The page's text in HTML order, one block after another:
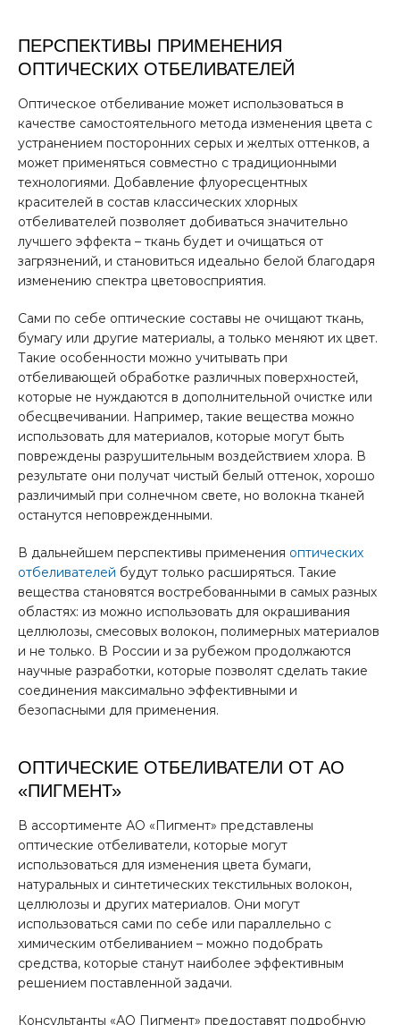
ПЕРСПЕКТИВЫ ПРИМЕНЕНИЯ
ОПТИЧЕСКИХ ОТБЕЛИВАТЕЛЕЙ
Оптическое отбеливание может использоваться в
качестве самостоятельного метода изменения цвета с
устранением посторонних серых и желтых оттенков, а
может применяться совместно с традиционными
технологиями. Добавление флуоресцентных
красителей в состав классических хлорных
отбеливателей позволяет добиваться значительно
лучшего эффекта – ткань будет и очищаться от
загрязнений, и становиться идеально белой благодаря
изменению спектра цветовосприятия.
Сами по себе оптические составы не очищают ткань,
бумагу или другие материалы, а только меняют их цвет.
Такие особенности можно учитывать при
отбеливающей обработке различных поверхностей,
которые не нуждаются в дополнительной очистке или
обесцвечивании. Например, такие вещества можно
использовать для материалов, которые могут быть
повреждены разрушительным воздействием хлора. В
результате они получат чистый белый оттенок, хорошо
различимый при солнечном свете, но волокна тканей
останутся неповрежденными.
В дальнейшем перспективы применения оптических
отбеливателей будут только расширяться. Такие
вещества становятся востребованными в самых разных
областях: из можно использовать для окрашивания
целлюлозы, смесовых волокон, полимерных материалов
и не только. В России и за рубежом продолжаются
научные разработки, которые позволят сделать такие
соединения максимально эффективными и
безопасными для применения.
ОПТИЧЕСКИЕ ОТБЕЛИВАТЕЛИ ОТ АО
«ПИГМЕНТ»
В ассортименте АО «Пигмент» представлены
оптические отбеливатели, которые могут
использоваться для изменения цвета бумаги,
натуральных и синтетических текстильных волокон,
целлюлозы и других материалов. Они могут
использоваться сами по себе или параллельно с
химическим отбеливанием – можно подобрать
средства, которые станут наиболее эффективным
решением поставленной задачи.
Консультанты «АО Пигмент» предоставят подробную